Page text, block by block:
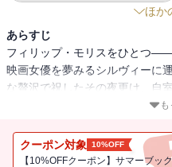
ほか
あらすじ
フィリップ・モリスをひとつ――
映画女優を夢みるシルヴィーに
な贅沢で祝したその夜更け、自
された未来は、あろうことか首
った第二の、翌々週には両脚を
同一犯人と見做される状況にも
クーポン対象 10%OFF
【10%OFFクーポン】サマーブッ